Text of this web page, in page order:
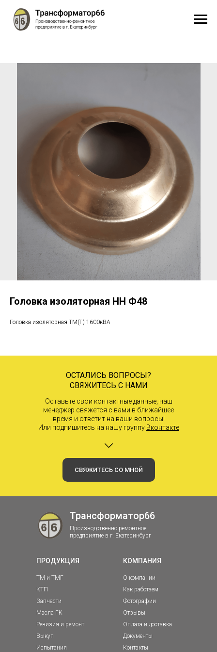
Головка изоляторная НН Ф48
Головка изоляторная ТМ(Г) 1600кВА
ОСТАЛИСЬ ВОПРОСЫ?
СВЯЖИТЕСЬ С НАМИ
Оставьте свои контактные данные, наш
менеджер свяжется с вами в ближайшее
время и ответит на ваши вопросы!
Или подпишитесь на нашу группу Вконтакте
СВЯЖИТЕСЬ СО МНОЙ
Трансформатор66
Производственно-ремонтное
предприятие в г. Екатеринбург
ПРОДУКЦИЯ КОМПАНИЯ
О компании
Как работаем
Фотографии
Отзывы
Оплата и доставка
Документы
Контакты
ТМ и ТМГ
КТП
Запчасти
Масла ГК
Ревизия и ремонт
Выкуп
Испытания